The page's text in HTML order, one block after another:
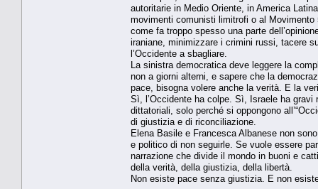
autoritarie in Medio Oriente, in America
movimenti comunisti limitrofi o al Movimento
come fa troppo spesso una parte
iraniane, minimizzare i crimini russi, tacere
l’Occidente a sbagliare.
La sinistra democratica deve leggere la
non a giorni alterni, e sapere che la
pace, bisogna volere anche la verità. E la
Sì, l’Occidente ha colpe. Sì, Israele ha
dittatoriali, solo perché si oppongono
di giustizia e di riconciliazione.
Elena Basile e Francesca Albanese non
e politico di non seguirle. Se vuole essere
narrazione che divide il mondo in buoni e
della verità, della giustizia, della libertà.
Non esiste pace senza giustizia. E non